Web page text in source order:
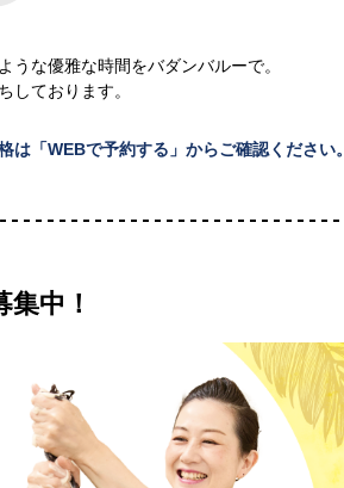
うな優雅な時間をバダンバルーで。
しております。
は「WEBで予約する」からご確認ください。
中！